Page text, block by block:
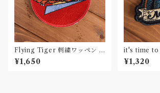
Flying Tiger 刺繍ワッペン P
atch
¥1,650
it's time to
re 刺繍ワッ
¥1,320